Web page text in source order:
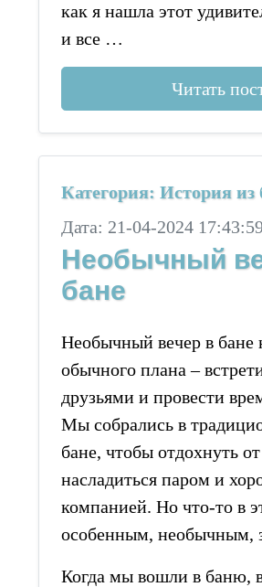
как я нашла этот
и все …
Читать
Категория: История из
Дата: 21-04-2024
Необычный
бане
Необычный вечер в бане
обычного плана –
друзьями и провести
Мы собрались в
бане, чтобы отдохнуть
насладиться паром и
компанией. Но что-то в
особенным, необычным,
Когда мы вошли в баню,